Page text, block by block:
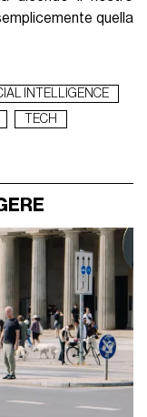
quella
INTELLIGENCE
TECH